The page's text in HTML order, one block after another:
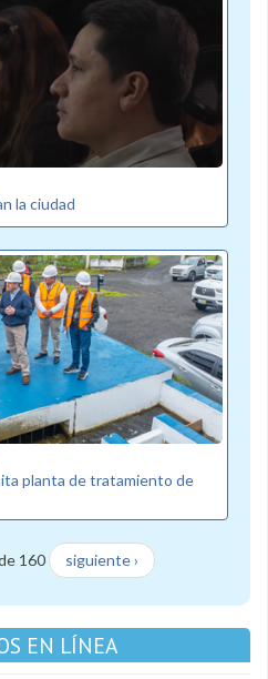
la ciudad
planta de tratamiento de
160 siguiente ›
EN LÍNEA